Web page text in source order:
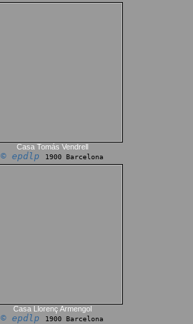
Casa Tomás Vendrell
© epdlp 1900 Barcelona
Casa Llorenç Armengol
© epdlp 1900 Barcelona